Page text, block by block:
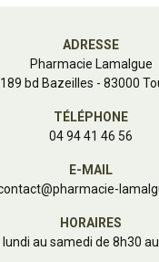
ADRESSE
Pharmacie Lamalgue
189 bd Bazeilles - 83000
TÉLÉPHONE
04 94 41 46 56
E-MAIL
@pharmacie-
HORAIRES
lundi au samedi de 8h30